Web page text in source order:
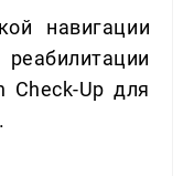
навигации
Check-Up для